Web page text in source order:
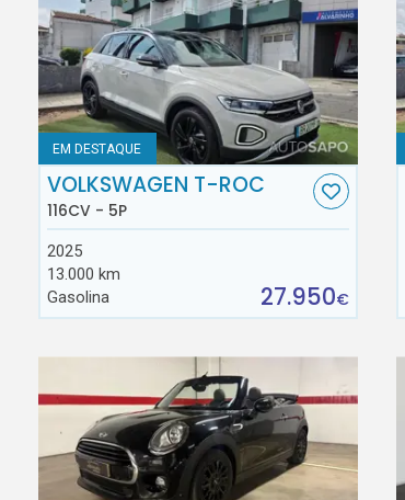
EM DESTAQUE
VOLKSWAGEN T-ROC
116CV - 5P
2025
13.000 km
Gasolina
27.950€